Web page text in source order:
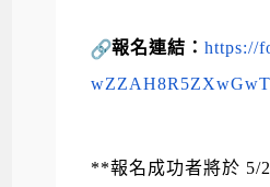
報名連結：https://
**報名成功者將於 5/